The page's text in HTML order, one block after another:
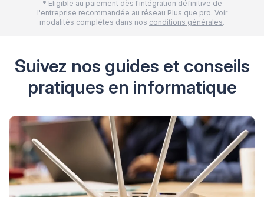
* Eligible au paiement dès l'intégration définitive de
l'entreprise recommandée au réseau Plus que pro. Voir
modalités complètes dans nos conditions générales.
Suivez nos guides et conseils
pratiques en informatique